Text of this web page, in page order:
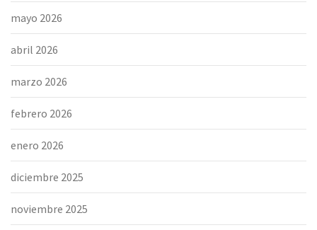
mayo 2026
abril 2026
marzo 2026
febrero 2026
enero 2026
diciembre 2025
noviembre 2025